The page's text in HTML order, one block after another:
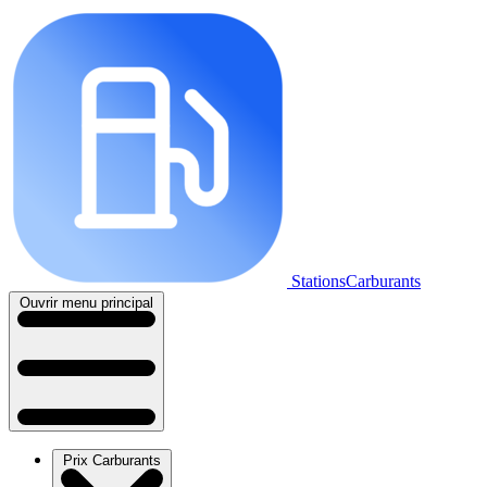
StationsCarburants
Ouvrir menu principal
Prix Carburants